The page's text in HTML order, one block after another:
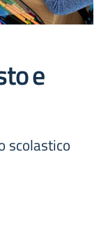
e
scolastico